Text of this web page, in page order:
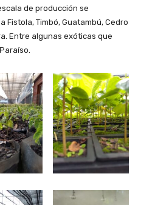
de producción se
Fistola, Timbó, Guatambú, Cedro
Entre algunas exóticas que